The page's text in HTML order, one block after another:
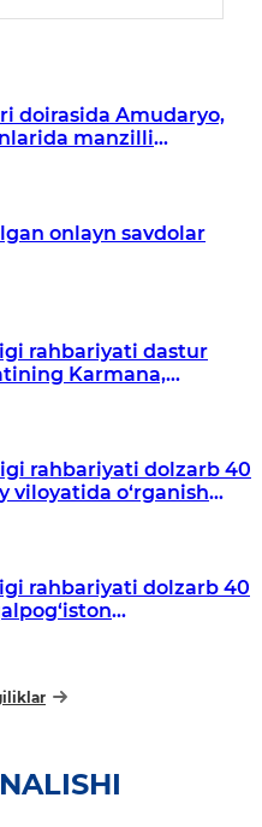
doirasida Amudaryo,
manzilli
onlayn savdolar
rahbariyati dastur
Karmana,
rahbariyati dolzarb 40
viloyatida o‘rganish
rahbariyati dolzarb 40